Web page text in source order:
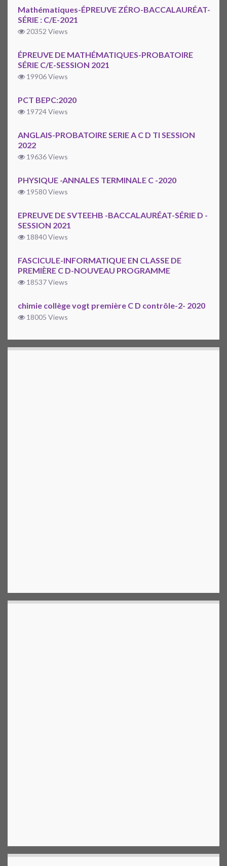
Mathématiques-ÉPREUVE ZÉRO-BACCALAURÉAT-
SÉRIE : C/E-2021
20352 Views
ÉPREUVE DE MATHÉMATIQUES-PROBATOIRE
SÉRIE C/E-SESSION 2021
19906 Views
PCT BEPC:2020
19724 Views
ANGLAIS-PROBATOIRE SERIE A C D TI SESSION
2022
19636 Views
PHYSIQUE -ANNALES TERMINALE C -2020
19580 Views
EPREUVE DE SVTEEHB -BACCALAURÉAT-SÉRIE D -
SESSION 2021
18840 Views
FASCICULE-INFORMATIQUE EN CLASSE DE
PREMIÈRE C D-NOUVEAU PROGRAMME
18537 Views
chimie collège vogt première C D contrôle-2- 2020
18005 Views